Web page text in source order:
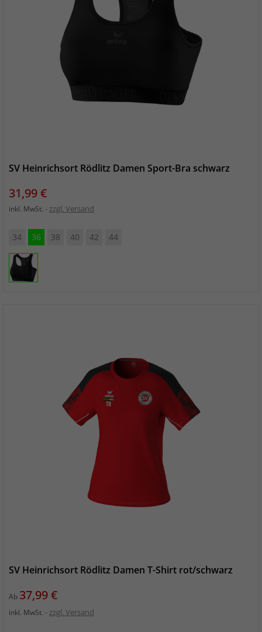
SV Heinrichsort Rödlitz Damen Sport-Bra schwarz
Preis
31,99 €
inkl. MwSt. zzgl. Versand
34 36 38 40 42 44
SV Heinrichsort Rödlitz Damen T-Shirt rot/schwarz
Ab Preis
37,99 €
inkl. MwSt. zzgl. Versand